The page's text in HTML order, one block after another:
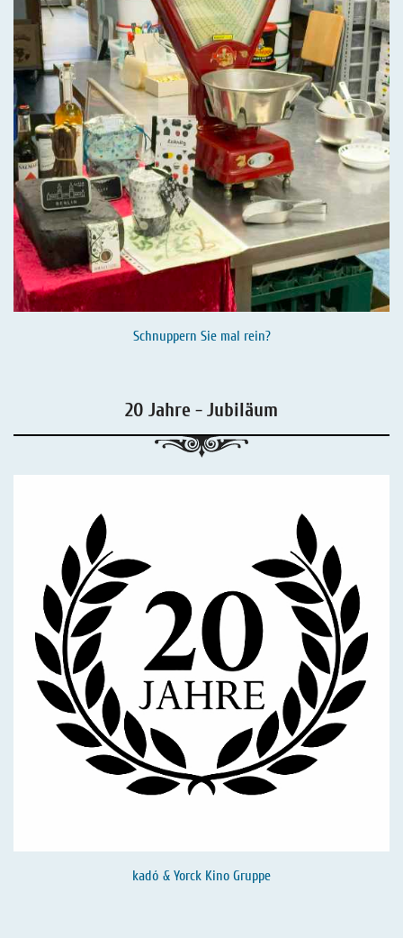
Schnuppern Sie mal rein?
20 Jahre - Jubiläum
kadó & Yorck Kino Gruppe